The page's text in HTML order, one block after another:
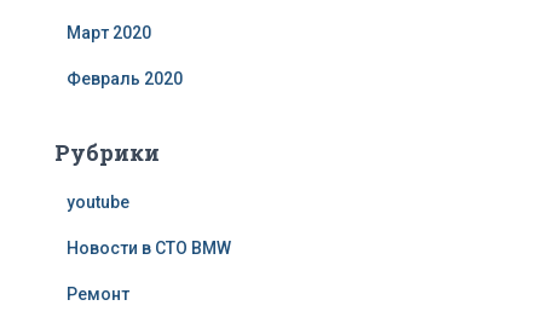
Март 2020
Февраль 2020
Рубрики
youtube
Новости в СТО BMW
Ремонт